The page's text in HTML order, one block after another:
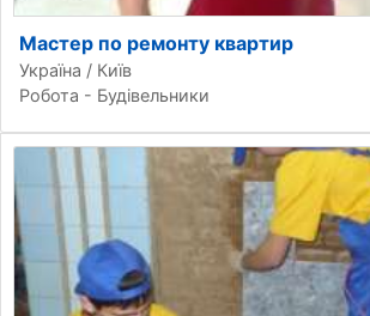
Мастер по ремонту квартир
Україна / Київ
Робота - Будівельники